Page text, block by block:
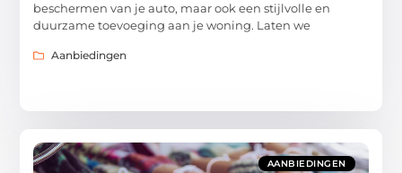
beschermen van je auto, maar ook een stijlvolle en
duurzame toevoeging aan je woning. Laten we
Aanbiedingen
AANBIEDINGEN